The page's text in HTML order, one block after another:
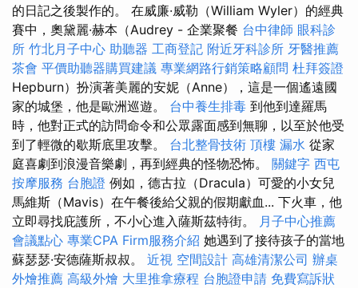
的日記之後製作的。 在威廉·威勒（William Wyler）的經典
賽中，奧黛麗·赫本（Audrey - 企業聚餐 台中律師 眼科診
所 竹北月子中心 助聽器 工商登記 附近牙科診所 牙醫推薦
茶會 平價助聽器購買建議 專業網路行銷策略顧問 杜拜簽證
Hepburn）扮演著美麗的安妮（Anne），這是一個遙遠國
家的城堡，他是歐洲巡遊。 台中養生排毒 到他到達羅馬
時，他對正式的訪問命令和公眾露面感到無聊，以至於他受
到了輕微的歇斯底里攻擊。 台北整骨技術 頂樓 漏水 從家
庭喜劇到浪漫音樂劇，再到經典的怪物恐怖。 關鍵字 西屯
按摩服務 台胞證 例如，德古拉（Dracula）可愛的小女兒
馬維斯（Mavis）在午餐後給父親的假期獻血... 下火車，他
立即尋找庇護所，不小心進入薩斯茲特街。
月子中心推薦
會議點心 專業CPA Firm服務介紹 她遇到了接待孩子的當地
蘇瑟瑟·安德薩斯叔叔。 近視 空間設計 高雄清潔公司 辦桌
外燴推薦 高級外燴 大里推拿療程 台胞證申請 免費寫訴狀